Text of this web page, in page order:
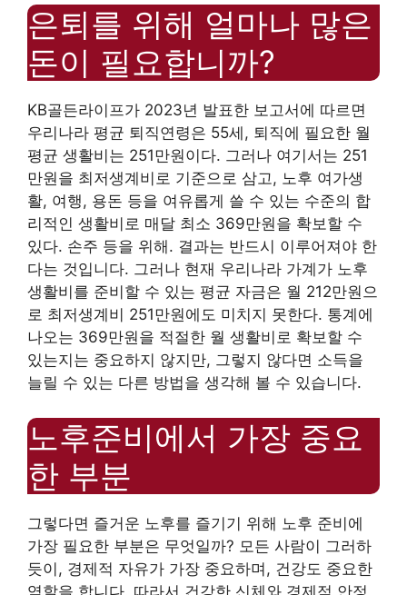
은퇴를 위해 얼마나 많은
돈이 필요합니까?
KB골든라이프가 2023년 발표한 보고서에 따르면
우리나라 평균 퇴직연령은 55세, 퇴직에 필요한 월
평균 생활비는 251만원이다. 그러나 여기서는 251
만원을 최저생계비로 기준으로 삼고, 노후 여가생
활, 여행, 용돈 등을 여유롭게 쓸 수 있는 수준의 합
리적인 생활비로 매달 최소 369만원을 확보할 수
있다. 손주 등을 위해. 결과는 반드시 이루어져야 한
다는 것입니다. 그러나 현재 우리나라 가계가 노후
생활비를 준비할 수 있는 평균 자금은 월 212만원으
로 최저생계비 251만원에도 미치지 못한다. 통계에
나오는 369만원을 적절한 월 생활비로 확보할 수
있는지는 중요하지 않지만, 그렇지 않다면 소득을
늘릴 수 있는 다른 방법을 생각해 볼 수 있습니다.
노후준비에서 가장 중요
한 부분
그렇다면 즐거운 노후를 즐기기 위해 노후 준비에
가장 필요한 부분은 무엇일까? 모든 사람이 그러하
듯이, 경제적 자유가 가장 중요하며, 건강도 중요한
역할을 합니다. 따라서 건강한 신체와 경제적 안정